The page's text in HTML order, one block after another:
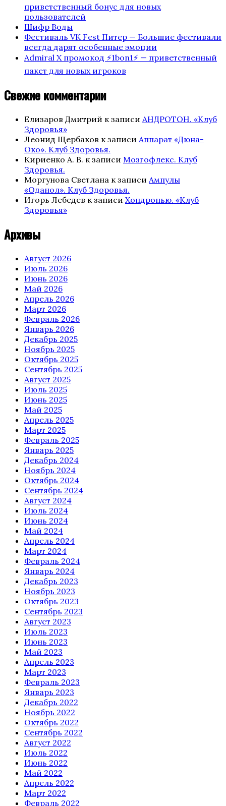
приветственный бонус для новых
пользователей
Шифр Воды
Фестиваль VK Fest Питер — Большие фестивали
всегда дарят особенные эмоции
Admiral X промокод ⚡️1bon1⚡️ — приветственный
пакет для новых игроков
Свежие комментарии
Елизаров Дмитрий к записи АНДРОТОН. «Клуб
Здоровья»
Леонид Щербаков к записи Аппарат «Дюна-
Око». Клуб Здоровья.
Кириенко А. В. к записи Мозгофлекс. Клуб
Здоровья.
Моргунова Светлана к записи Ампулы
«Оданол». Клуб Здоровья.
Игорь Лебедев к записи Хондронью. «Клуб
Здоровья»
Архивы
Август 2026
Июль 2026
Июнь 2026
Май 2026
Апрель 2026
Март 2026
Февраль 2026
Январь 2026
Декабрь 2025
Ноябрь 2025
Октябрь 2025
Сентябрь 2025
Август 2025
Июль 2025
Июнь 2025
Май 2025
Апрель 2025
Март 2025
Февраль 2025
Январь 2025
Декабрь 2024
Ноябрь 2024
Октябрь 2024
Сентябрь 2024
Август 2024
Июль 2024
Июнь 2024
Май 2024
Апрель 2024
Март 2024
Февраль 2024
Январь 2024
Декабрь 2023
Ноябрь 2023
Октябрь 2023
Сентябрь 2023
Август 2023
Июль 2023
Июнь 2023
Май 2023
Апрель 2023
Март 2023
Февраль 2023
Январь 2023
Декабрь 2022
Ноябрь 2022
Октябрь 2022
Сентябрь 2022
Август 2022
Июль 2022
Июнь 2022
Май 2022
Апрель 2022
Март 2022
Февраль 2022